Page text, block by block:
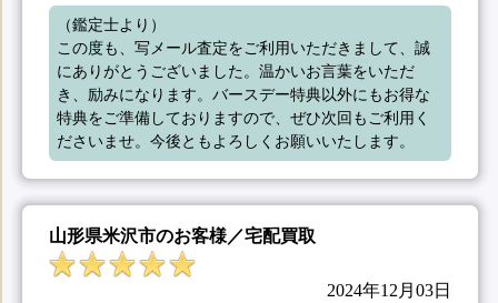
（鑑定士より）
この度も、写メール査定をご利用いただきまして、誠
にありがとうございました。温かいお言葉をいただ
き、励みになります。バースデー特典以外にもお得な
特典をご準備しておりますので、ぜひ次回もご利用く
ださいませ。今後ともよろしくお願いいたします。
山形県米沢市のお客様／宅配買取
2024年12月03日